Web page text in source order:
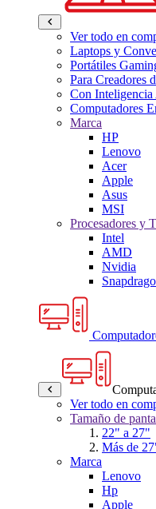
Ver todo en
Laptops y
Portátiles
Para Creadores
Con
Computadores
Marca
HP
Lenovo
Acer
Apple
Asus
MSI
Procesadores y
Intel
AMD
Nvidia
Ver todo en
Tamaño de
22" a 27"
Más de
Marca
Lenovo
Hp
Apple